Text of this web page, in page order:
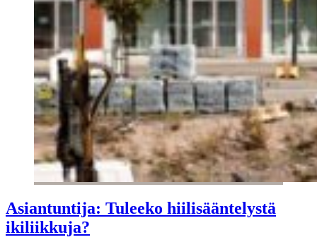
Asiantuntija: Tuleeko hiilisääntelystä
ikiliikkuja?